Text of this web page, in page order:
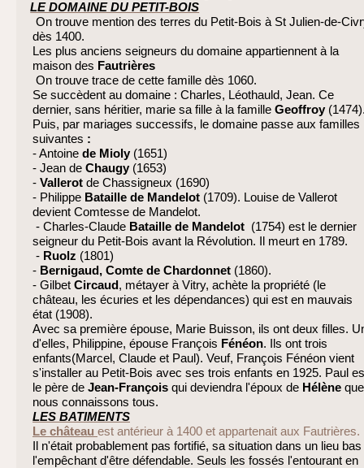
LE DOMAINE DU PETIT-BOIS
On trouve mention des terres du Petit-Bois à St Julien-de-
dès 1400.
Les plus anciens seigneurs du domaine appartiennent à la
maison des Fautrières
On trouve trace de cette famille dès 1060.
Se succèdent au domaine : Charles, Léothauld, Jean. Ce
dernier, sans héritier, marie sa fille à la famille Geoffroy
Puis, par mariages successifs, le domaine passe aux familles
suivantes :
- Antoine de Mioly (1651)
- Jean de Chaugy (1653)
- Vallerot de Chassigneux (1690)
- Philippe Bataille de Mandelot (1709). Louise de Vallerot
devient Comtesse de Mandelot.
- Charles-Claude Bataille de Mandelot (1754) est le dernier
seigneur du Petit-Bois avant la Révolution. Il meurt en 1789.
- Ruolz (1801)
- Bernigaud, Comte de Chardonnet (1860).
- Gilbet Circaud , métayer à Vitry, achète la propriété (le
château, les écuries et les dépendances) qui est en mauvais
état (1908).
Avec sa première épouse, Marie Buisson, ils ont deux filles.
d'elles, Philippine, épouse François Fénéon. Ils ont trois
enfants(Marcel, Claude et Paul). Veuf, François Fénéon vient
s'installer au Petit-Bois avec ses trois enfants en 1925. Paul
le père de Jean-François qui deviendra l'époux de Hélène que
nous connaissons tous.
LES BATIMENTS
Le château est antérieur à 1400 et appartenait aux Fautrières.
Il n'était probablement pas fortifié, sa situation dans un lieu bas
l'empêchant d'être défendable. Seuls les fossés l'entourant en